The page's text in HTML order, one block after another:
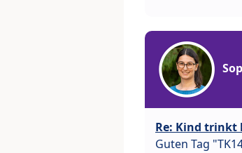
Re: Kind trinkt
Guten Tag